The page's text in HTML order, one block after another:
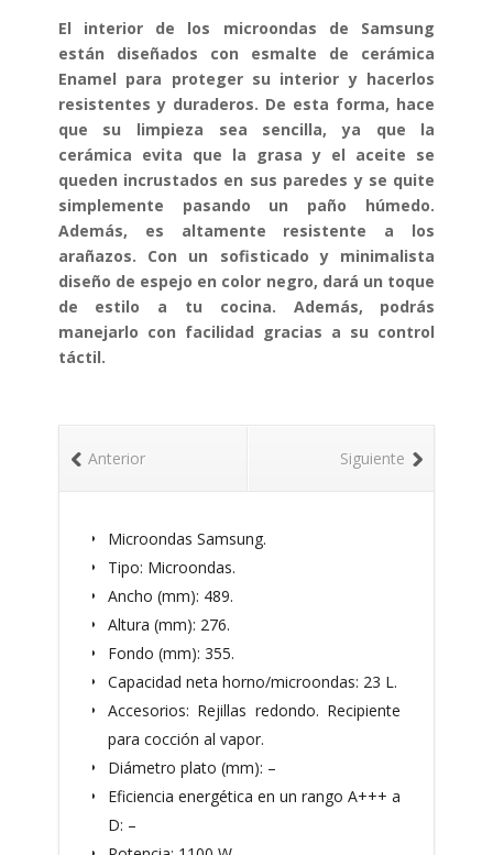
El interior de los microondas de Samsung
están diseñados con esmalte de cerámica
Enamel para proteger su interior y hacerlos
resistentes y duraderos. De esta forma, hace
que su limpieza sea sencilla, ya que la
cerámica evita que la grasa y el aceite se
queden incrustados en sus paredes y se quite
simplemente pasando un paño húmedo.
Además, es altamente resistente a los
arañazos. Con un sofisticado y minimalista
diseño de espejo en color negro, dará un toque
de estilo a tu cocina. Además, podrás
manejarlo con facilidad gracias a su control
táctil.
Siguiente
Anterior
Microondas Samsung.
Tipo: Microondas.
Ancho (mm): 489.
Altura (mm): 276.
Fondo (mm): 355.
Capacidad neta horno/microondas: 23 L.
Accesorios: Rejillas redondo. Recipiente
para cocción al vapor.
Diámetro plato (mm): –
Eficiencia energética en un rango A+++ a
D: –